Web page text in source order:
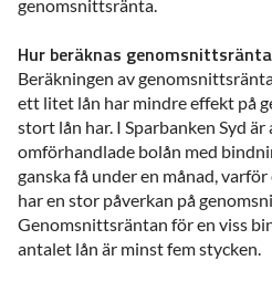
genomsnittsränta.
Hur beräknas
Beräkningen av
ett litet lån har mindre effekt på
stort lån har. I Sparbanken Syd
omförhandlade bolån med
ganska få under en månad,
har en stor påverkan på
Genomsnittsräntan för en viss
antalet lån är minst fem stycken.